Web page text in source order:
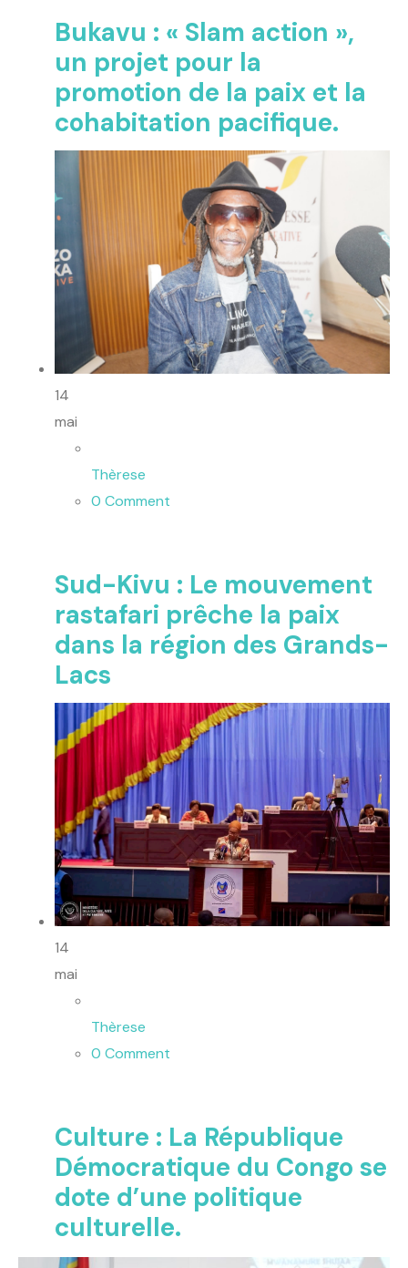
Bukavu : « Slam action »,
un projet pour la
promotion de la paix et la
cohabitation pacifique.
14
mai
Thèrese
0 Comment
Sud-Kivu : Le mouvement
rastafari prêche la paix
dans la région des Grands-
Lacs
14
mai
Thèrese
0 Comment
Culture : La République
Démocratique du Congo se
dote d’une politique
culturelle.